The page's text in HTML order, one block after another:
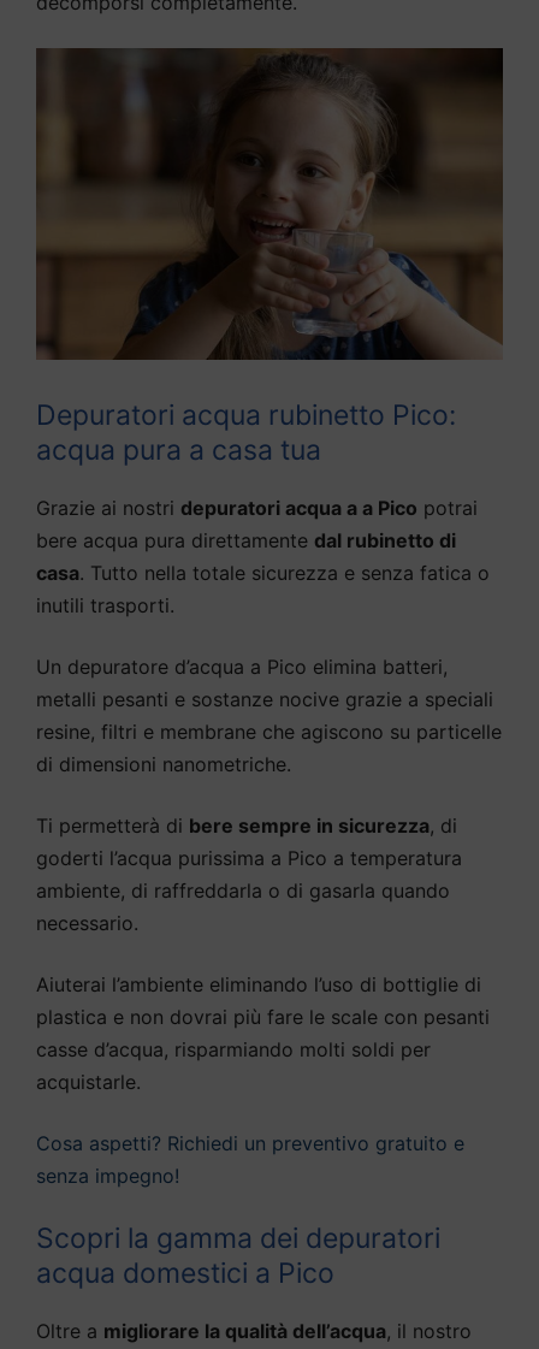
Depuratori acqua rubinetto Pico:
acqua pura a casa tua
Grazie ai nostri depuratori acqua a a Pico potrai
bere acqua pura direttamente dal rubinetto di
casa. Tutto nella totale sicurezza e senza fatica o
inutili trasporti.
Un depuratore d’acqua a Pico elimina batteri,
metalli pesanti e sostanze nocive grazie a speciali
resine, filtri e membrane che agiscono su particelle
di dimensioni nanometriche.
Ti permetterà di bere sempre in sicurezza, di
goderti l’acqua purissima a Pico a temperatura
ambiente, di raffreddarla o di gasarla quando
necessario.
Aiuterai l’ambiente eliminando l’uso di bottiglie di
plastica e non dovrai più fare le scale con pesanti
casse d’acqua, risparmiando molti soldi per
acquistarle.
Cosa aspetti? Richiedi un preventivo gratuito e
senza impegno!
Scopri la gamma dei depuratori
acqua domestici a Pico
Oltre a migliorare la qualità dell’acqua, il nostro